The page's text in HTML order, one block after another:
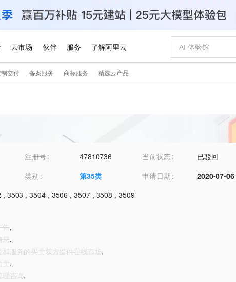
注册号 47810736 当前状态
已驳回
类别 第35类 申请日期
2020-07-06
, 3503 , 3504 , 3506 , 3507 , 3508 , 3509
告,
息,
服务的买卖双方提供在线市场,
卖,
理咨询,